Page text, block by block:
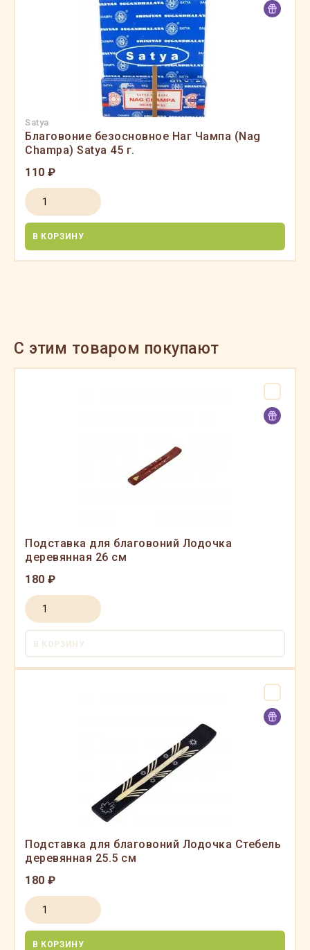
Satya
Благовоние безосновное Наг Чампа (Nag
Champa) Satya 45 г.
110 ₽
В КОРЗИНУ
C этим товаром покупают
Подставка для благовоний Лодочка
деревянная 26 см
180 ₽
В КОРЗИНУ
Подставка для благовоний Лодочка Стебель
деревянная 25.5 см
180 ₽
В КОРЗИНУ